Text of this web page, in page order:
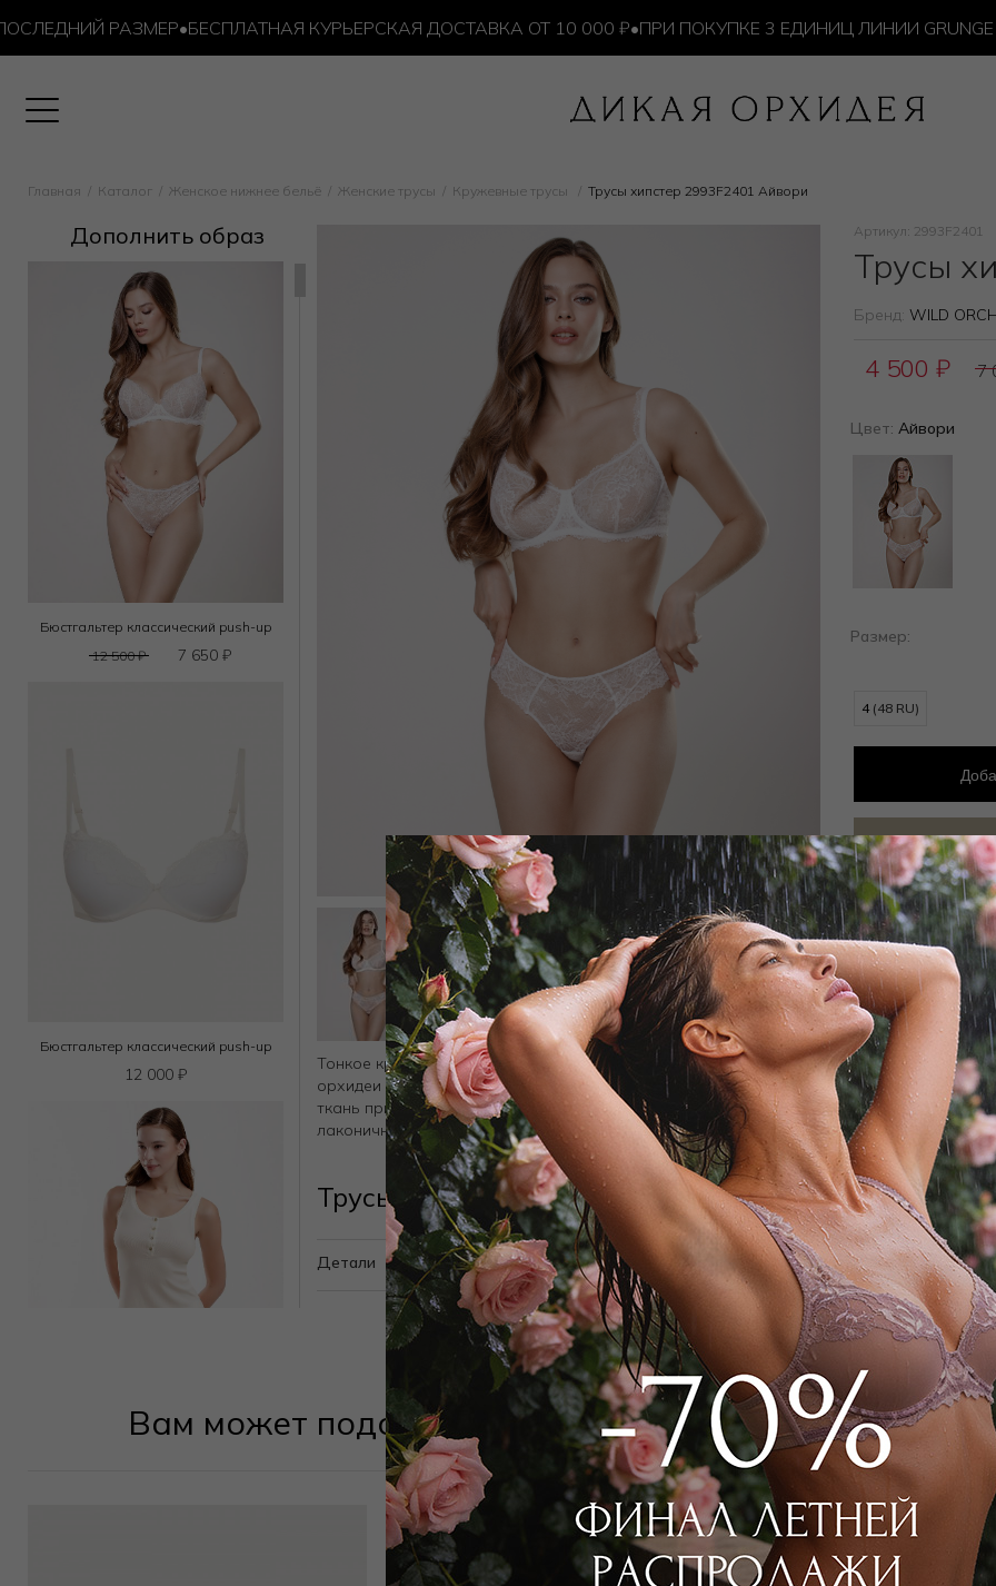
РАЗМЕР•БЕСПЛАТНАЯ КУРЬЕРСКАЯ ДОСТАВКА ОТ 10 000 ₽•ПРИ ПОКУПКЕ 3 ЕДИНИЦ ЛИНИИ GRUNGE
Главная Каталог Женское нижнее бельё Женские трусы Кружевные трусы Трусы хипстер 2993F2401 Айвори
Дополнить образ
Бюстгальтер классический push-up
12 500₽ 7 650 ₽
Бюстгальтер классический push-up
12 000 ₽
Тонкое кружево с цветочным мотивом напоминает лепестки
орхидеи — символа роскоши и чувственности. Полупрозрачная
ткань придаёт модели нотку романтичности, сохраняя при этом
лаконичность дизайна.
Трусы хипстер 2993F2401 Айвори
Детали
Артикул: 2993F2401
Трусы
Бренд: WILD
4 500 ₽ 7
Цвет: Айвори
Размер:
4 (48 RU)
Вам может подойти